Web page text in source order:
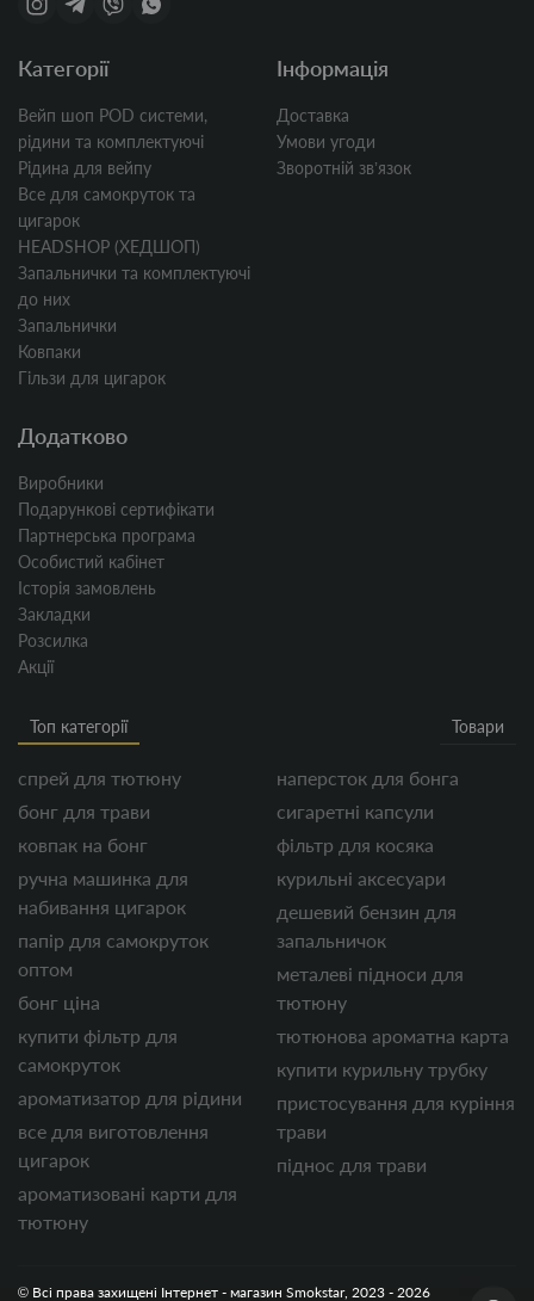
Категорії
Вейп шоп POD системи,
рідини та комплектуючі
Рідина для вейпу
Все для самокруток та
цигарок
HEADSHOP (ХЕДШОП)
Запальнички та комплектуючі
до них
Запальнички
Ковпаки
Гільзи для цигарок
Інформація
Доставка
Умови угоди
Зворотній звʼязок
Додатково
Виробники
Подарункові сертифікати
Партнерська програма
Особистий кабінет
Історія замовлень
Закладки
Розсилка
Акції
Топ категорії Товари
спрей для тютюну
бонг для трави
ковпак на бонг
ручна машинка для
набивання цигарок
папір для самокруток
оптом
бонг ціна
купити фільтр для
самокруток
ароматизатор для рідини
все для виготовлення
цигарок
ароматизовані карти для
тютюну
наперсток для бонга
сигаретні капсули
фільтр для косяка
курильні аксесуари
дешевий бензин для
запальничок
металеві підноси для
тютюну
тютюнова ароматна карта
купити курильну трубку
пристосування для куріння
трави
піднос для трави
© Всі права захищені Інтернет - магазин Smokstar, 2023 - 2026